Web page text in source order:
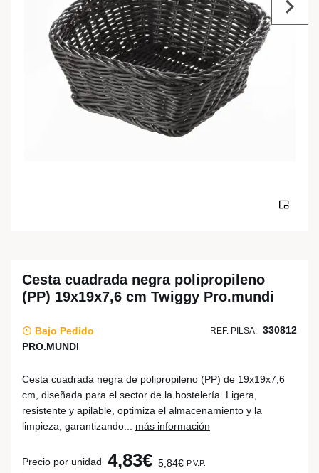
Cesta cuadrada negra polipropileno
(PP) 19x19x7,6 cm Twiggy Pro.mundi
Bajo Pedido REF. PILSA: 330812
PRO.MUNDI
Cesta cuadrada negra de polipropileno (PP) de 19x19x7,6
cm, diseñada para el sector de la hostelería. Ligera,
resistente y apilable, optimiza el almacenamiento y la
limpieza, garantizando... más información
Precio por unidad 4,83€ 5,84€ P.V.P.